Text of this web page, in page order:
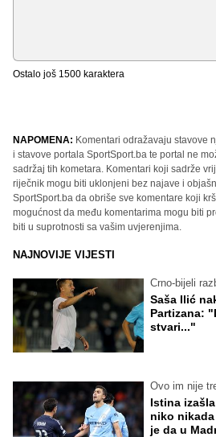
Ostalo još 1500 karaktera
NAPOMENA: Komentari odražavaju stavove
i stavove portala SportSport.ba te portal ne
sadržaj tih kometara. Komentari koji sadrže
riječnik mogu biti uklonjeni bez najave i
SportSport.ba da obriše sve komentare koji
mogućnost da među komentarima mogu biti
biti u suprotnosti sa vašim uvjerenjima.
NAJNOVIJE VIJESTI
Crno-bijeli
Saša Ilić
Partizana:
stvari..."
Ovo im nije
Istina
niko
je da u